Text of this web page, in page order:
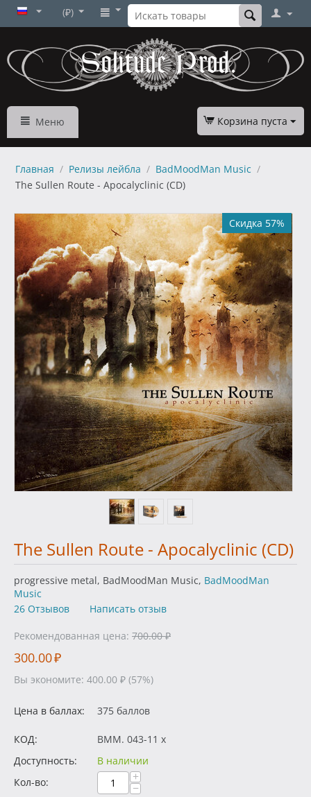
(₽)
Меню Корзина пуста
Главная / Релизы лейбла / BadMoodMan Music /
The Sullen Route - Apocalyclinic (CD)
Скидка 57%
The Sullen Route - Apocalyclinic (CD)
progressive metal, BadMoodMan Music, BadMoodMan
Music
26 Отзывов
Написать отзыв
Рекомендованная цена: 700.00 ₽
300.00₽
Вы экономите: 400.00 ₽ (57%)
Цена в баллах: 375 баллов
КОД:
BMM. 043-11 x
Доступность:
В наличии
Кол-во:
+
−